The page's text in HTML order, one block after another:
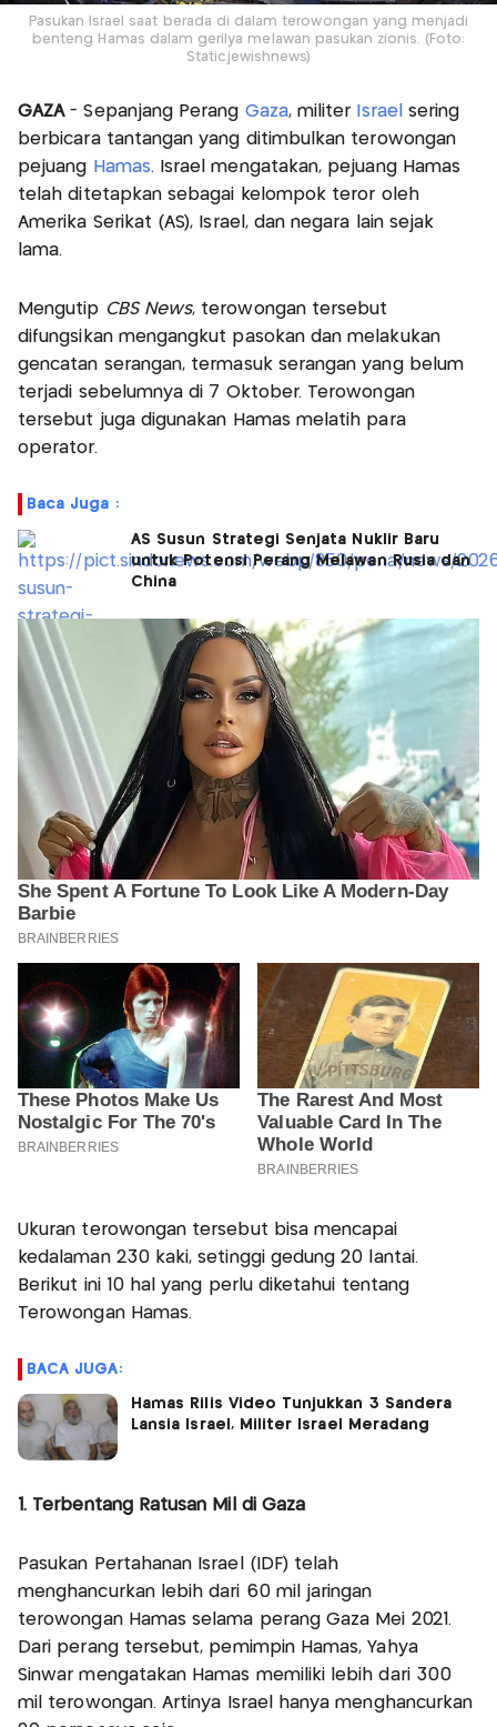
Pasukan Israel saat berada di dalam terowongan yang menjadi
benteng Hamas dalam gerilya melawan pasukan zionis. (Foto:
Static.jewishnews)
GAZA- Sepanjang Perang Gaza, militer Israel sering
berbicara tantangan yang ditimbulkan terowongan
pejuang Hamas. Israel mengatakan, pejuang Hamas
telah ditetapkan sebagai kelompok teror oleh
Amerika Serikat (AS), Israel, dan negara lain sejak
lama.
Mengutip CBS News, terowongan tersebut
difungsikan mengangkut pasokan dan melakukan
gencatan serangan, termasuk serangan yang belum
terjadi sebelumnya di 7 Oktober. Terowongan
tersebut juga digunakan Hamas melatih para
operator.
Baca Juga :
AS Susun Strategi Senjata Nuklir Baru
untuk Potensi Perang Melawan Rusia dan
China
Ukuran terowongan tersebut bisa mencapai
kedalaman 230 kaki, setinggi gedung 20 lantai.
Berikut ini 10 hal yang perlu diketahui tentang
Terowongan Hamas.
BACA JUGA:
Hamas Rilis Video Tunjukkan 3 Sandera
Lansia Israel, Militer Israel Meradang
1. Terbentang Ratusan Mil di Gaza
Pasukan Pertahanan Israel (IDF) telah
menghancurkan lebih dari 60 mil jaringan
terowongan Hamas selama perang Gaza Mei 2021.
Dari perang tersebut, pemimpin Hamas, Yahya
Sinwar mengatakan Hamas memiliki lebih dari 300
mil terowongan. Artinya Israel hanya menghancurkan